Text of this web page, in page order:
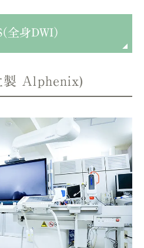
全身DWI)
製 Alphenix)